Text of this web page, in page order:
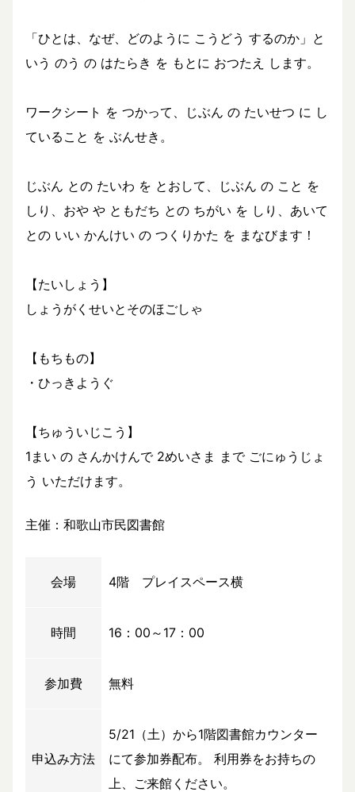
「ひとは、なぜ、どのように こうどう するのか」と
いう のう の はたらき を もとに おつたえ します。
ワークシート を つかって、じぶん の たいせつ に し
ていること を ぶんせき。
じぶん との たいわ を とおして、じぶん の こと を
しり、おや や ともだち との ちがい を しり、あいて
との いい かんけい の つくりかた を まなびます！
【たいしょう】
しょうがくせいとそのほごしゃ
【もちもの】
・ひっきようぐ
【ちゅういじこう】
1まい の さんかけんで 2めいさま まで ごにゅうじょ
う いただけます。
主催：和歌山市民図書館
会場 4階 プレイスペース横
時間 16：00～17：00
参加費 無料
申込み方法
5/21（土）から1階図書館カウンター
にて参加券配布。 利用券をお持ちの
上、ご来館ください。